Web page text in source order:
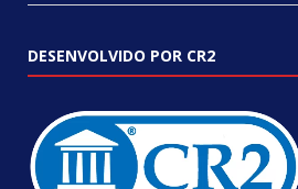
DESENVOLVIDO POR CR2